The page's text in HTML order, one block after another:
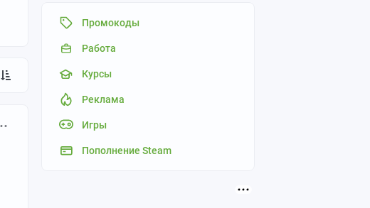
Промокоды
Работа
Курсы
Реклама
Игры
Пополнение Steam